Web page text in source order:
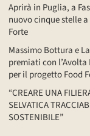
Aprirà in Puglia, a
nuovo cinque stelle
Forte
Massimo Bottura e
premiati con l’Avolta
per il progetto Food
“CREARE UNA
SELVATICA
SOSTENIBILE”